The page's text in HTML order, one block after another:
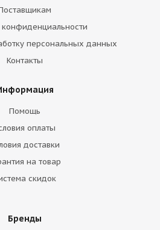
конфиденциальности
персональных данных
Контакты
Помощь
оплаты
доставки
на товар
скидок
Бренды